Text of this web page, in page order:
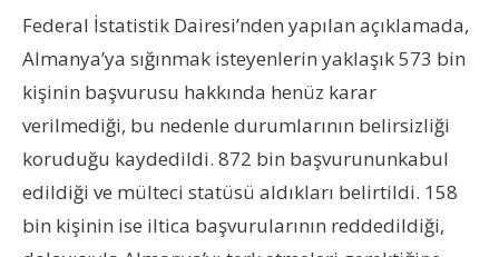
Federal İstatistik Dairesi’nden yapılan açıklamada,
Almanya’ya sığınmak isteyenlerin yaklaşık 573 bin
kişinin başvurusu hakkında henüz karar
verilmediği, bu nedenle durumlarının belirsizliği
koruduğu kaydedildi. 872 bin başvurununkabul
edildiği ve mülteci statüsü aldıkları belirtildi. 158
bin kişinin ise iltica başvurularının reddedildiği,